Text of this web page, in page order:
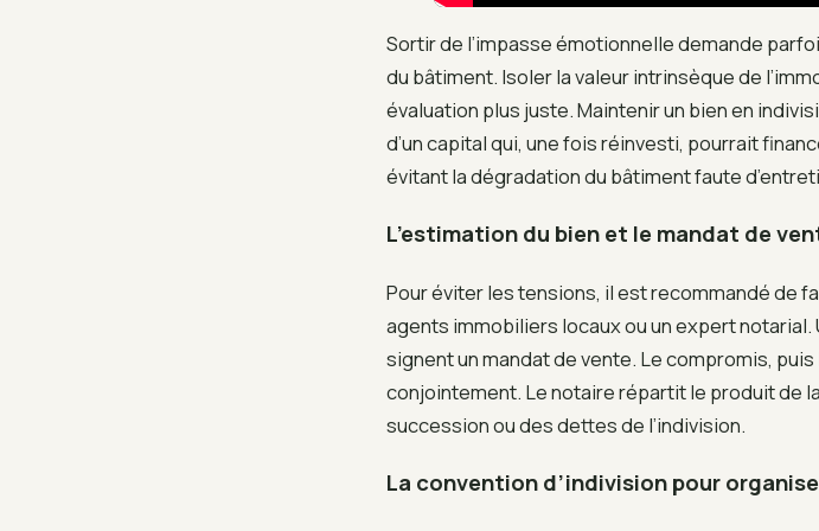
Sortir de l’impasse émotionnelle demande
du bâtiment. Isoler la valeur intrinsèque de
évaluation plus juste. Maintenir un bien en
d’un capital qui, une fois réinvesti, pourrait
évitant la dégradation du bâtiment faute
L’estimation du bien et le mandat de
Pour éviter les tensions, il est recommandé de
agents immobiliers locaux ou un expert
signent un mandat de vente. Le compromis,
conjointement. Le notaire répartit le produit de
succession ou des dettes de l’indivision.
La convention d’indivision pour